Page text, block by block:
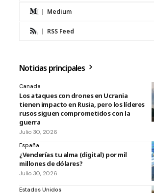
Medium
RSS Feed
Noticias principales
Canada
Los ataques con drones en Ucrania
tienen impacto en Rusia, pero los líderes
rusos siguen comprometidos con la
guerra
Julio 30, 2026
España
¿Venderías tu alma (digital) por mil
millones de dólares?
Julio 30, 2026
Estados Unidos